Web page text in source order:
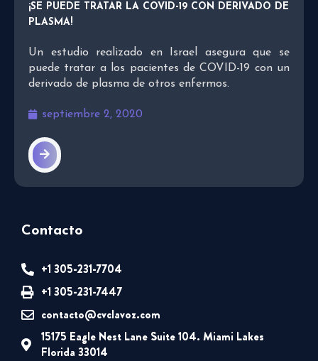
¡SE PUEDE TRATAR LA COVID-19 CON DERIVADO DE
PLASMA!
Un estudio realizado en Israel asegura que se
puede tratar a los pacientes de COVID-19 con un
derivado de plasma de otros enfermos.
septiembre 2, 2020
Contacto
+1 305-231-7704
+1 305-231-7447
contacto@cvclavoz.com
15175 Eagle Nest Lane Suite 104. Miami Lakes
Florida 33014